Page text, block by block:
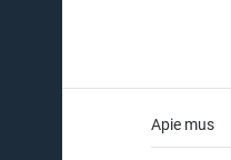
Apie mus